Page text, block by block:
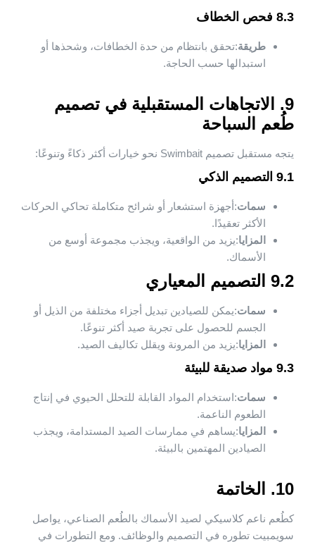
8.3 فحص الخطاف
طريقة:تحقق بانتظام من حدة الخطافات، وشحذها أو
استبدالها حسب الحاجة.
9. الاتجاهات المستقبلية في تصميم
طُعم السباحة
يتجه مستقبل تصميم Swimbait نحو خيارات أكثر ذكاءً وتنوعًا:
9.1 التصميم الذكي
سمات:أجهزة استشعار أو شرائح متكاملة تحاكي الحركات
الأكثر تعقيدًا.
المزايا:يزيد من الواقعية، ويجذب مجموعة أوسع من
الأسماك.
9.2 التصميم المعياري
سمات:يمكن للصيادين تبديل أجزاء مختلفة من الذيل أو
الجسم للحصول على تجربة صيد أكثر تنوعًا.
المزايا:يزيد من المرونة ويقلل تكاليف الصيد.
9.3 مواد صديقة للبيئة
سمات:استخدام المواد القابلة للتحلل الحيوي في إنتاج
الطعوم الناعمة.
المزايا:يساهم في ممارسات الصيد المستدامة، ويجذب
الصيادين المهتمين بالبيئة.
10. الخاتمة
كطُعم ناعم كلاسيكي لصيد الأسماك بالطُعم الصناعي، يواصل
سويمبيت تطوره في التصميم والوظائف. ومع التطورات في